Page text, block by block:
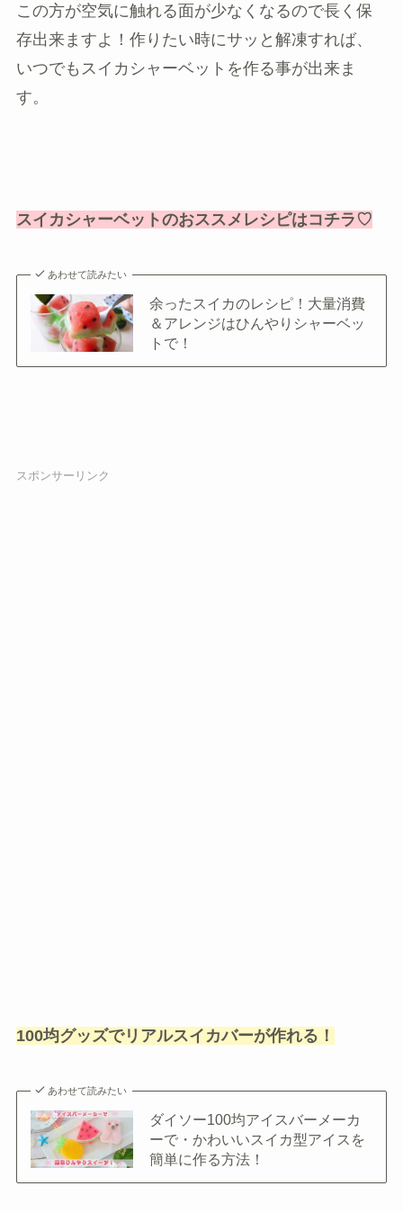
この方が空気に触れる面が少なくなるので長く保
存出来ますよ！作りたい時にサッと解凍すれば、
いつでもスイカシャーベットを作る事が出来ま
す。
スイカシャーベットのおススメレシピはコチラ♡
あわせて読みたい
余ったスイカのレシピ！大量消費
＆アレンジはひんやりシャーベッ
トで！
スポンサーリンク
100均グッズでリアルスイカバーが作れる！
あわせて読みたい
ダイソー100均アイスバーメーカ
ーで・かわいいスイカ型アイスを
簡単に作る方法！